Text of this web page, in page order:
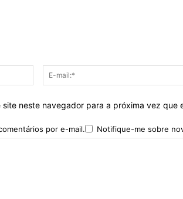
Nome:*
site neste navegador para a próxima vez que
por e-mail. Notifique-me sobre